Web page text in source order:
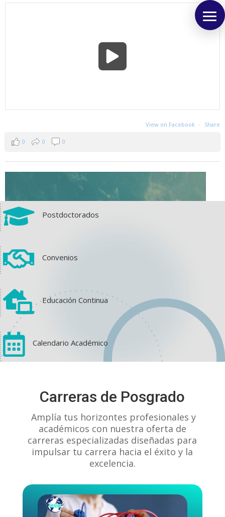
View on Facebook · Share
0 0 0
1 0
 Postdoctorados
 Convenios
 Educación Continua
 Calendario Académico
Carreras de Posgrado
Amplía tus horizontes profesionales y
académicos con nuestra oferta de
carreras especializadas diseñadas para
impulsar tu carrera hacia el éxito y la
excelencia.